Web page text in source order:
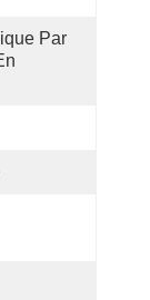
Par